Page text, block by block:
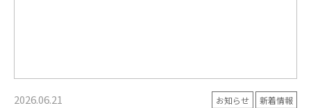
2026.06.21 お知らせ 新着情報